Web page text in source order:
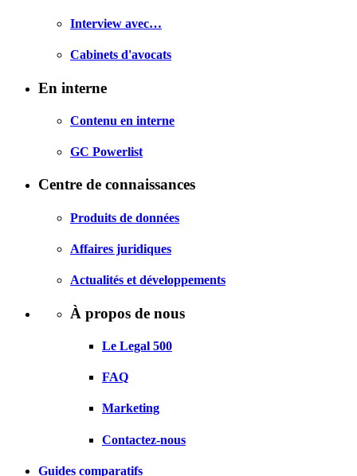
Interview avec…
Cabinets d'avocats
En interne
Contenu en interne
GC Powerlist
Centre de connaissances
Produits de données
Affaires juridiques
Actualités et développements
À propos de nous
Le Legal 500
FAQ
Marketing
Contactez-nous
Guides comparatifs